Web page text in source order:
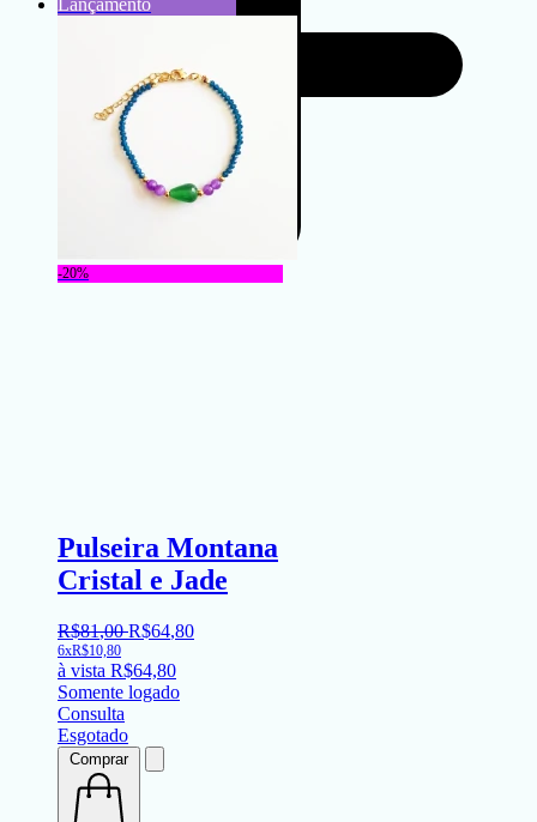
-20%
Pulseira Montana
Cristal e Jade
R$81,00 R$64,80
6xR$10,80
à vista R$64,80
Somente logado
Consulta
Esgotado
Comprar